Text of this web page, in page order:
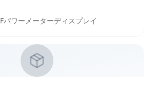
パワーメーターディスプレイ